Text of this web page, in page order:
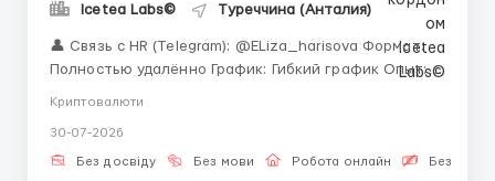
Icetea Labs© Туреччина (Анталия)
👤 Связь с HR (Telegram): @ELiza_harisova Формат:
Полностью удалённо График: Гибкий график Опыт:
торговли цифровыми активами. Скорость,
безопасность и точность — основа всего, что мы
Криптовалюти
30-07-2026
Без досвіду Без мови Робота онлайн